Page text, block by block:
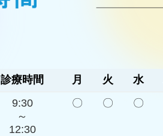
診療時間 月 火 水
9:30
～
12:30
〇 〇 〇